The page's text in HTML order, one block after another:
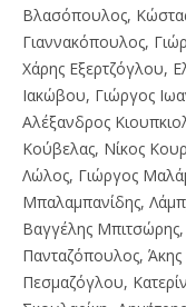
Βλασόπουλος,
Γιαννακόπουλος,
Χάρης Εξερτζόγλου,
Ιακώβου, Γιώργος
Αλέξανδρος
Κούβελας, Νίκος
Λώλος, Γιώργος
Μπαλαμπανίδης,
Βαγγέλης
Πανταζόπουλος,
Πεσμαζόγλου,